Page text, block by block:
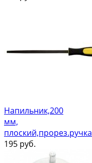
Напильник,200
мм,
плоский,прорез.ручка
195 руб.